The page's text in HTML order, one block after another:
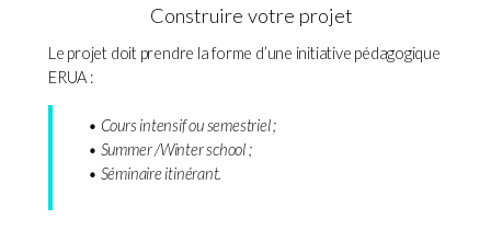
Construire votre projet
Le projet doit prendre la forme d’une initiative pédagogique
ERUA :
• Cours intensif ou semestriel ;
• Summer /Winter school ;
• Séminaire itinérant.